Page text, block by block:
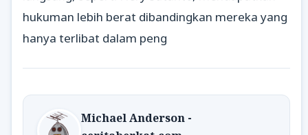
hukuman lebih berat dibandingkan mereka yang
hanya terlibat dalam peng
Michael Anderson -